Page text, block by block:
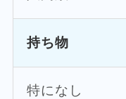
持ち物
特になし